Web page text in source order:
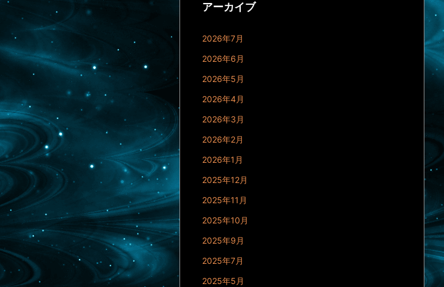
アーカイブ
2026年7月
2026年6月
2026年5月
2026年4月
2026年3月
2026年2月
2026年1月
2025年12月
2025年11月
2025年10月
2025年9月
2025年7月
2025年5月